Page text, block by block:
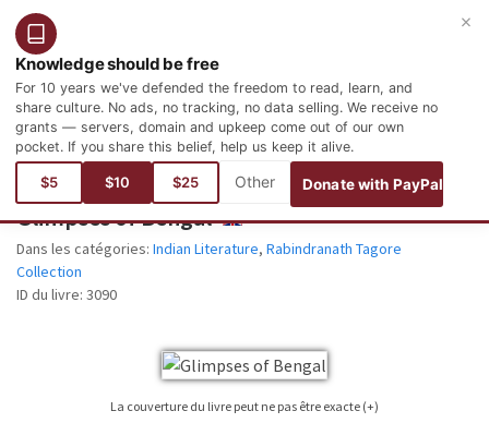
Français
Knowledge should be free
For 10 years we've defended the freedom to read, learn, and
share culture. No ads, no tracking, no data selling. We receive no
grants — servers, domain and upkeep come out of our own
pocket. If you share this belief, help us keep it alive.
$5 $10 $25 Donate with PayPal
×
Vous êtes ici :Langues Anglais Literature Indian Literature
Glimpses of Bengal ENGLISH
Dans les catégories: Indian Literature, Rabindranath Tagore
Collection
ID du livre: 3090
La couverture du livre peut ne pas être exacte (+)